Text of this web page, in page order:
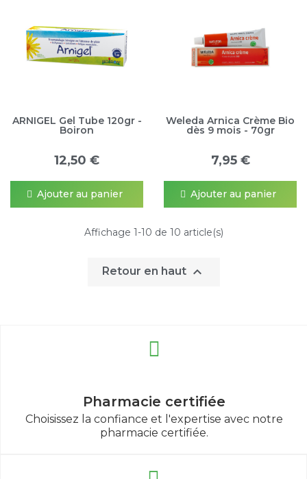
ARNIGEL Gel Tube 120gr -
Boiron
12,50 €
Ajouter au panier
Weleda Arnica Crème Bio
dès 9 mois - 70gr
7,95 €
Ajouter au panier
Affichage 1-10 de 10 article(s)
Retour en haut 
Pharmacie certifiée
Choisissez la confiance et l'expertise avec notre
pharmacie certifiée.